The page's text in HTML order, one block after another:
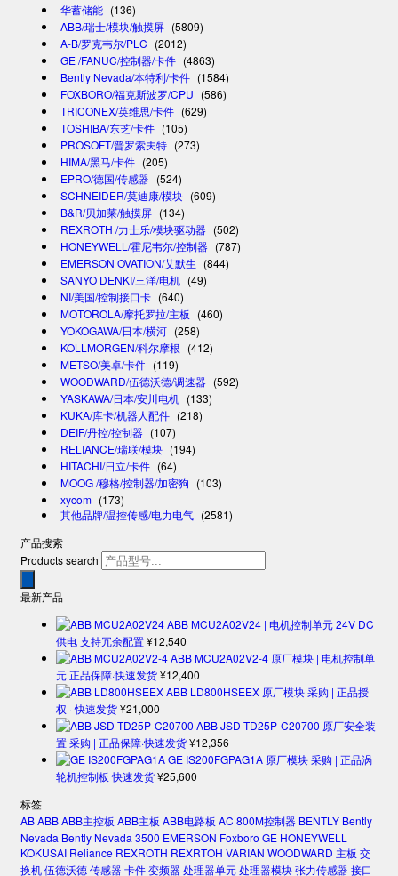
华蓄储能 (136)
ABB/瑞士/模块/触摸屏 (5809)
A-B/罗克韦尔/PLC (2012)
GE /FANUC/控制器/卡件 (4863)
Bently Nevada/本特利/卡件 (1584)
FOXBORO/福克斯波罗/CPU (586)
TRICONEX/英维思/卡件 (629)
TOSHIBA/东芝/卡件 (105)
PROSOFT/普罗索夫特 (273)
HIMA/黑马/卡件 (205)
EPRO/德国/传感器 (524)
SCHNEIDER/莫迪康/模块 (609)
B&R/贝加莱/触摸屏 (134)
REXROTH /力士乐/模块驱动器 (502)
HONEYWELL/霍尼韦尔/控制器 (787)
EMERSON OVATION/艾默生 (844)
SANYO DENKI/三洋/电机 (49)
NI/美国/控制接口卡 (640)
MOTOROLA/摩托罗拉/主板 (460)
YOKOGAWA/日本/横河 (258)
KOLLMORGEN/科尔摩根 (412)
METSO/美卓/卡件 (119)
WOODWARD/伍德沃德/调速器 (592)
YASKAWA/日本/安川电机 (133)
KUKA/库卡/机器人配件 (218)
DEIF/丹控/控制器 (107)
RELIANCE/瑞联/模块 (194)
HITACHI/日立/卡件 (64)
MOOG /穆格/控制器/加密狗 (103)
xycom (173)
其他品牌/温控传感/电力电气 (2581)
产品搜索
Products search
最新产品
ABB MCU2A02V24 | 电机控制单元 24V DC
供电 支持冗余配置¥12,540
ABB MCU2A02V2-4 原厂模块 | 电机控制单
元 正品保障·快速发货¥12,400
ABB LD800HSEEX 原厂模块 采购 | 正品授
权 · 快速发货¥21,000
ABB JSD-TD25P-C20700 原厂安全装
置 采购 | 正品保障·快速发货¥12,356
GE IS200FGPAG1A 原厂模块 采购 | 正品涡
轮机控制板 快速发货¥25,600
标签
ABABBABB主控板 ABB主板 ABB电路板 AC 800M控制器 BENTLY Bently
Nevada Bently Nevada 3500 EMERSON Foxboro GE HONEYWELL
KOKUSAI Reliance REXROTH REXRTOH VARIAN WOODWARD 主板 交
换机伍德沃德传感器卡件变频器处理器单元处理器模块张力传感器接口